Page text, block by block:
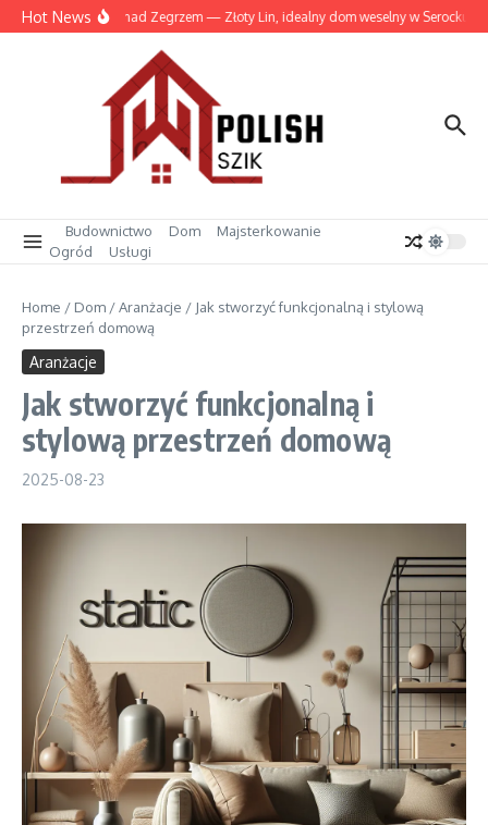
Przejdź do treści
Hot NewsWesele nad Zegrzem — Złoty Lin, idealny dom weselny w Serocku
Budownictwo Dom
Majsterkowanie
Ogród
Usługi
Home / Dom /Aranżacje / Jak stworzyć funkcjonalną i stylową
przestrzeń domową
Aranżacje
Jak stworzyć funkcjonalną i
stylową przestrzeń domową
2025-08-23